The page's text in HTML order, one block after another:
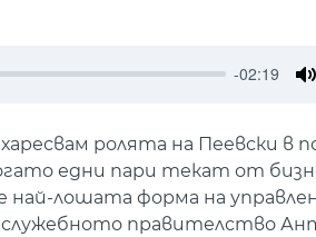
-02:19
ролята на Пеевски в
едни пари текат от
най-лошата форма на
правителство